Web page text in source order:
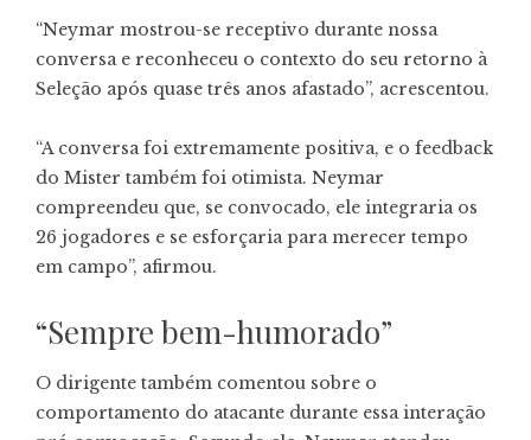
“Neymar mostrou-se receptivo durante nossa
conversa e reconheceu o contexto do seu retorno à
Seleção após quase três anos afastado”, acrescentou.
“A conversa foi extremamente positiva, e o feedback
do Mister também foi otimista. Neymar
compreendeu que, se convocado, ele integraria os
26 jogadores e se esforçaria para merecer tempo
em campo”, afirmou.
“Sempre bem-humorado”
O dirigente também comentou sobre o
comportamento do atacante durante essa interação